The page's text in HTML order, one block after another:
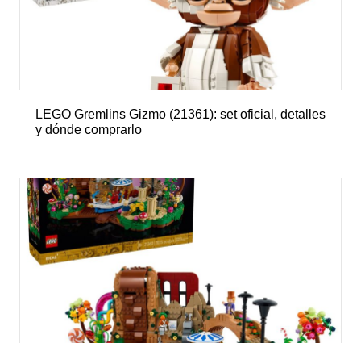
LEGO Gremlins Gizmo (21361): set oficial, detalles
y dónde comprarlo